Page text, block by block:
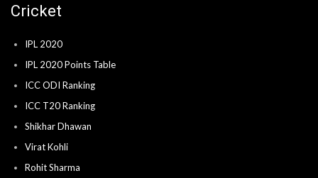
Cricket
IPL 2020
IPL 2020 Points Table
ICC ODI Ranking
ICC T20 Ranking
Shikhar Dhawan
Virat Kohli
Rohit Sharma